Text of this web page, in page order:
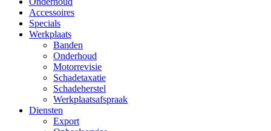
Accessoires
Specials
Werkplaats
Banden
Onderhoud
Motorrevisie
Schadetaxatie
Schadeherstel
Werkplaatsafspraak
Diensten
Export